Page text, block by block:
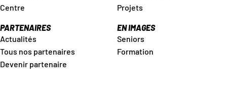
Centre
Projets
PARTENAIRES
Actualités
Tous nos partenaires
Devenir partenaire
EN IMAGES
Seniors
Formation